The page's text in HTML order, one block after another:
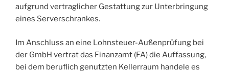
aufgrund vertraglicher Gestattung zur Unterbringung
eines Serverschrankes.
Im Anschluss an eine Lohnsteuer-Außenprüfung bei
der GmbH vertrat das Finanzamt (FA) die Auffassung,
bei dem beruflich genutzten Kellerraum handele es